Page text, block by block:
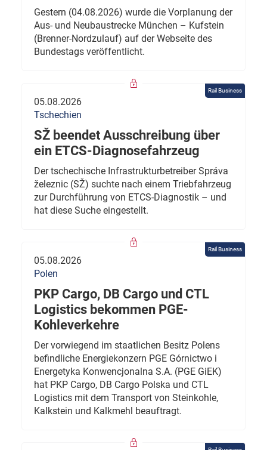
Gestern (04.08.2026) wurde die Vorplanung der
Aus- und Neubaustrecke München – Kufstein
(Brenner-Nordzulauf) auf der Webseite des
Bundestags veröffentlicht.
Rail Business
05.08.2026
Tschechien
SŽ beendet Ausschreibung über
ein ETCS-Diagnosefahrzeug
Der tschechische Infrastrukturbetreiber Správa
železnic (SŽ) suchte nach einem Triebfahrzeug
zur Durchführung von ETCS-Diagnostik – und
hat diese Suche eingestellt.
Rail Business
05.08.2026
Polen
PKP Cargo, DB Cargo und CTL
Logistics bekommen PGE-
Kohleverkehre
Der vorwiegend im staatlichen Besitz Polens
befindliche Energiekonzern PGE Górnictwo i
Energetyka Konwencjonalna S.A. (PGE GiEK)
hat PKP Cargo, DB Cargo Polska und CTL
Logistics mit dem Transport von Steinkohle,
Kalkstein und Kalkmehl beauftragt.